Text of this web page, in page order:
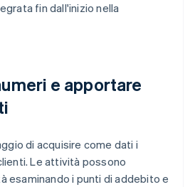
fin dall'inizio nella
e apportare
di acquisire come dati i
Le attività possono
esaminando i punti di addebito e